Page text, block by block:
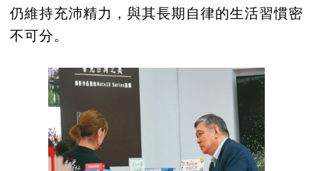
仍維持充沛精力，與其長期自律的生活習慣密
不可分。